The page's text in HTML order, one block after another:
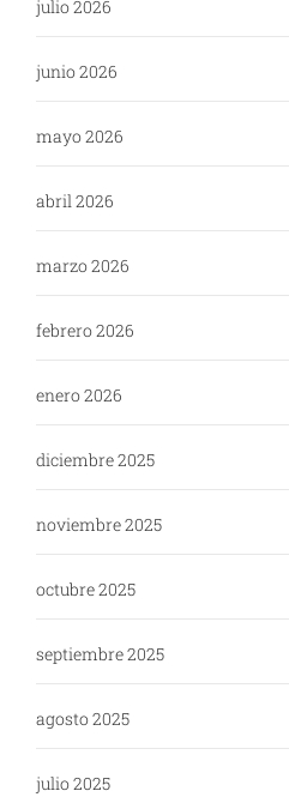
julio 2026
junio 2026
mayo 2026
abril 2026
marzo 2026
febrero 2026
enero 2026
diciembre 2025
noviembre 2025
octubre 2025
septiembre 2025
agosto 2025
julio 2025